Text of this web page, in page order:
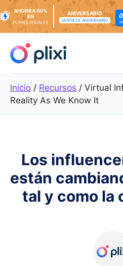
contenido
AHORRA 50%
EN
PLANES ANUALES
ANIVERSARIO
VENTA DE ANIVERSARIO
Inicio / Recursos / Virtual
Reality As We Know It
Los
están
tal y como la